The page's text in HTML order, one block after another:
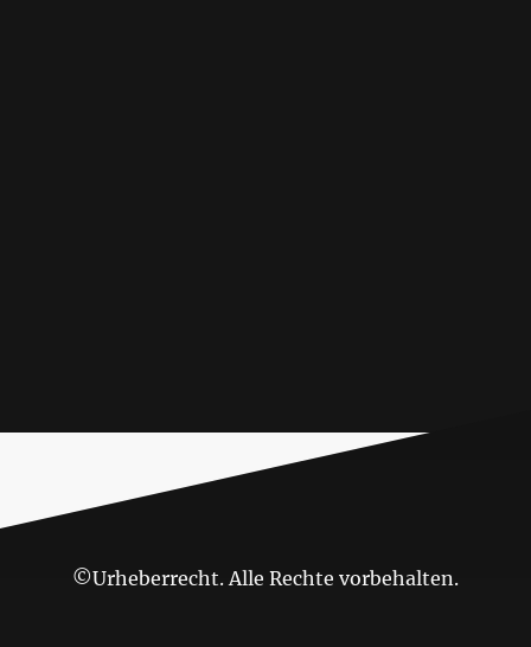
©Urheberrecht. Alle Rechte vorbehalten.